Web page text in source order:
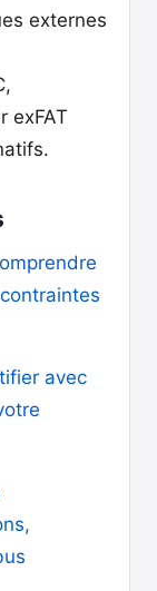
externes
exFAT
avec